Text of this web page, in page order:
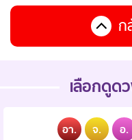
ก
เลือกดูด
อา. จ. อ.